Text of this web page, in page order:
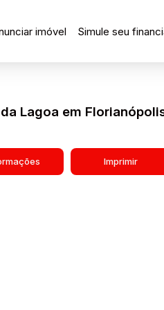
Simule seu
imóvel
Lagoa em
Imprimir